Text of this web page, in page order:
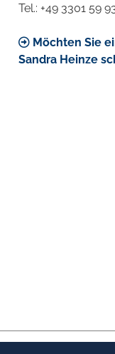
Tel.: +49 3301 59
Möchten Sie
Sandra Heinze